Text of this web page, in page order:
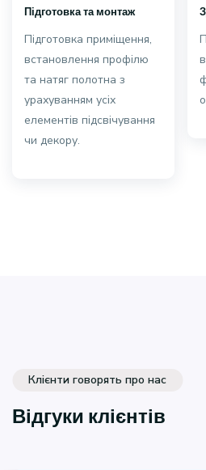
Підготовка та монтаж
Підготовка приміщення,
встановлення профілю
та натяг полотна з
урахуванням усіх
елементів підсвічування
чи декору.
Клієнти говорять про нас
Відгуки клієнтів